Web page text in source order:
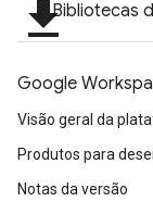
file_downloadBibliotecas
Google
Visão geral da
Produtos para
Notas da versão